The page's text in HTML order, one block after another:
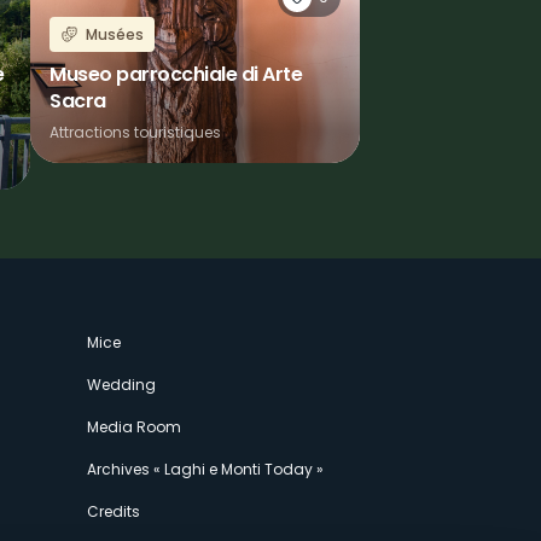
Musées
Museo parrocchiale di Arte
Sacra
Attractions touristiques
Mice
Wedding
Media Room
Archives « Laghi e Monti Today »
Credits